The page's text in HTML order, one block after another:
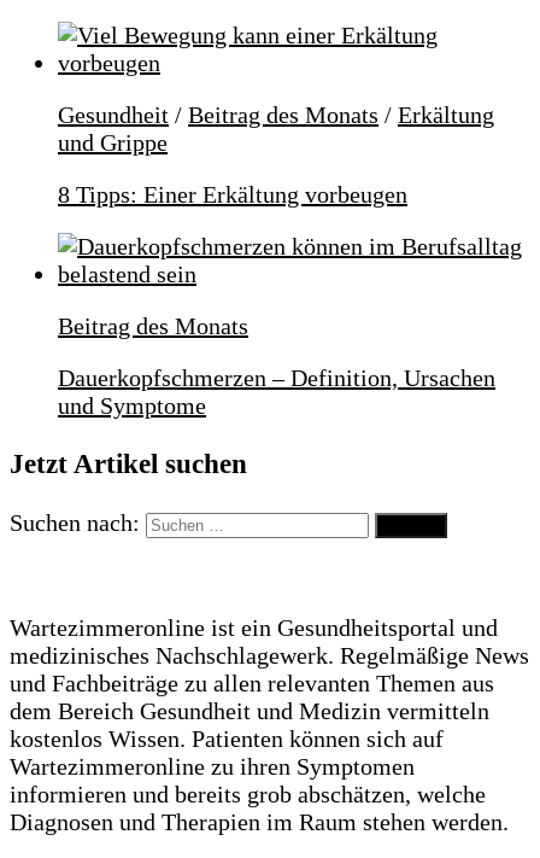
Gesundheit / Beitrag des Monats / Erkältung
und Grippe
8 Tipps: Einer Erkältung vorbeugen
Beitrag des Monats
Dauerkopfschmerzen – Definition, Ursachen
und Symptome
Jetzt Artikel suchen
Suchen nach:
Wartezimmeronline ist ein Gesundheitsportal und
medizinisches Nachschlagewerk. Regelmäßige News
und Fachbeiträge zu allen relevanten Themen aus
dem Bereich Gesundheit und Medizin vermitteln
kostenlos Wissen. Patienten können sich auf
Wartezimmeronline zu ihren Symptomen
informieren und bereits grob abschätzen, welche
Diagnosen und Therapien im Raum stehen werden.